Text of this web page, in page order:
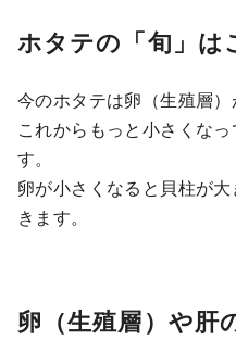
ホタテの「旬」は
今のホタテは卵（生殖層）
これからもっと小さくな
す。
卵が小さくなると貝柱が
きます。
卵（生殖層）や肝